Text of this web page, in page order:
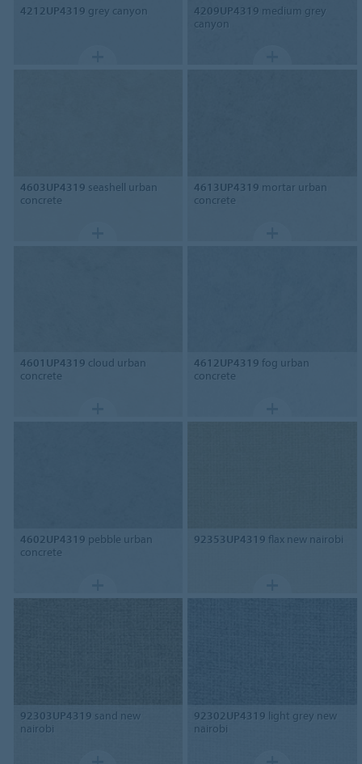
4212UP4319 grey canyon 4209UP4319 medium grey
canyon
4603UP4319 seashell urban
concrete
4613UP4319 mortar urban
concrete
4601UP4319 cloud urban
concrete
4612UP4319 fog urban
concrete
4602UP4319 pebble urban
concrete
92353UP4319 flax new nairobi
92303UP4319 sand new
nairobi
92302UP4319 light grey new
nairobi